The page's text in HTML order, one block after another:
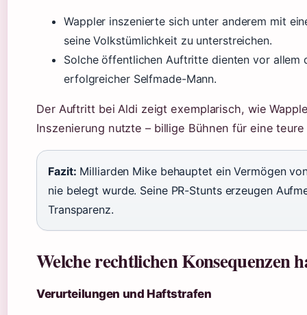
Wappler inszenierte sich unter anderem mit
seine Volkstümlichkeit zu unterstreichen.
Solche öffentlichen Auftritte dienten vor allem
erfolgreicher Selfmade-Mann.
Der Auftritt bei Aldi zeigt exemplarisch, wie
Inszenierung nutzte – billige Bühnen für eine teure
Fazit: Milliarden Mike behauptet ein Vermögen
nie belegt wurde. Seine PR-Stunts erzeugen
Transparenz.
Welche rechtlichen Konsequenzen
Verurteilungen und Haftstrafen